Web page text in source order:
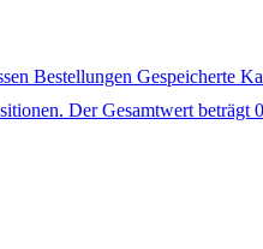
Bestellungen Gespeicherte
Der Gesamtwert beträgt